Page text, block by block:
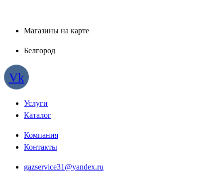
Магазины на карте
Белгород
Vk
Услуги
Каталог
Компания
Контакты
gazservice31@yandex.ru